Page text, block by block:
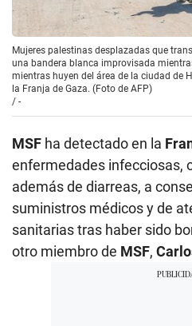
Mujeres palestinas desplazadas que
una bandera blanca improvisada
mientras huyen del área de la ciudad de
la Franja de Gaza. (Foto de AFP)
/ -
MSF ha detectado en la
enfermedades infecciosas,
además de diarreas, a
suministros médicos y de
sanitarias tras haber sido
otro miembro de MSF,